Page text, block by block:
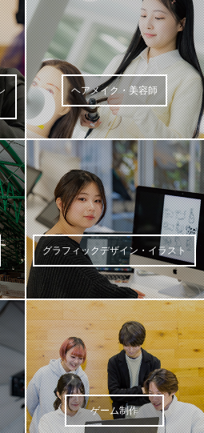
ヘアメイク・美容師
グラフィックデザイン・イラスト
ゲーム制作